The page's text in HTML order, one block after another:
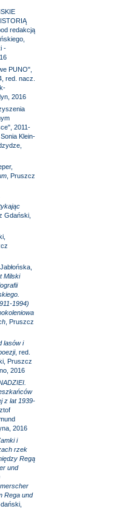
redakcją
-
PUNO",
red. nacz.
2016
2011-
Klein-
, Pruszcz
Gdański,
Milski
1994)
, Pruszcz
lasów i
, red.
Pruszcz
2016
z lat 1939-
2016
i
rzek
Regą
und
Rega und